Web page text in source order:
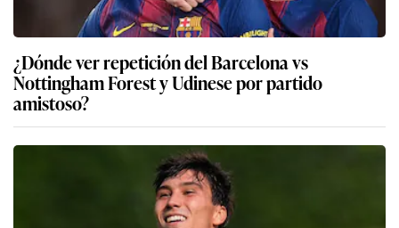
¿Dónde ver repetición del Barcelona vs
Nottingham Forest y Udinese por partido
amistoso?